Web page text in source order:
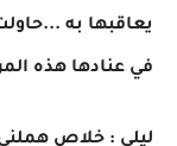
يعاقبها به
في عنادها هذه
ليلي : خلاص